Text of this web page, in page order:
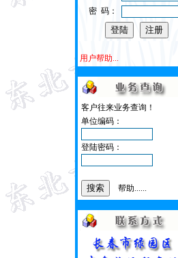
密 码：
用户帮助...
客户往来业务查询！
单位编码：
登陆密码：
帮助......